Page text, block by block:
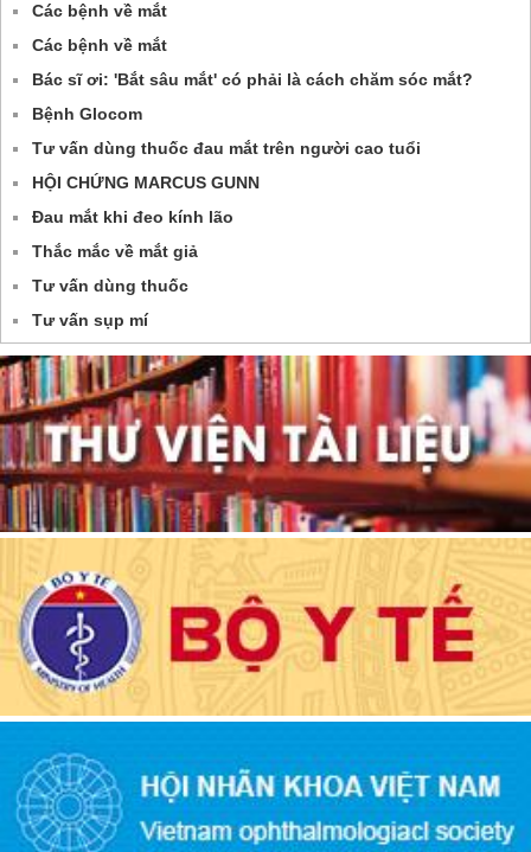
Các bệnh về mắt
Các bệnh về mắt
Bác sĩ ơi: 'Bắt sâu mắt' có phải là cách chăm sóc mắt?
Bệnh Glocom
Tư vấn dùng thuốc đau mắt trên người cao tuổi
HỘI CHỨNG MARCUS GUNN
Đau mắt khi đeo kính lão
Thắc mắc về mắt giả
Tư vấn dùng thuốc
Tư vấn sụp mí